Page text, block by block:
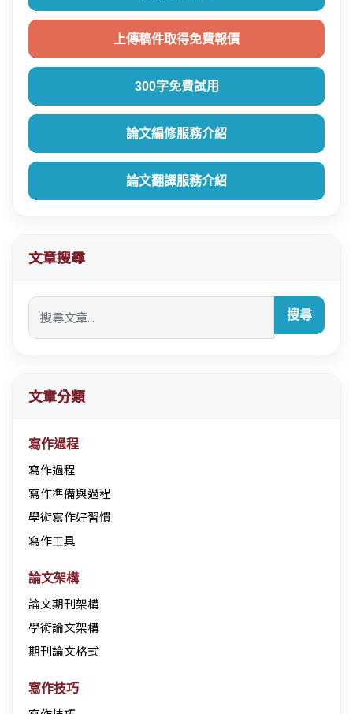
上傳稿件取得免費報價
300字免費試用
論文編修服務介紹
論文翻譯服務介紹
文章搜尋
搜尋
文章分類
寫作過程
寫作過程
寫作準備與過程
學術寫作好習慣
寫作工具
論文架構
論文期刊架構
學術論文架構
期刊論文格式
寫作技巧